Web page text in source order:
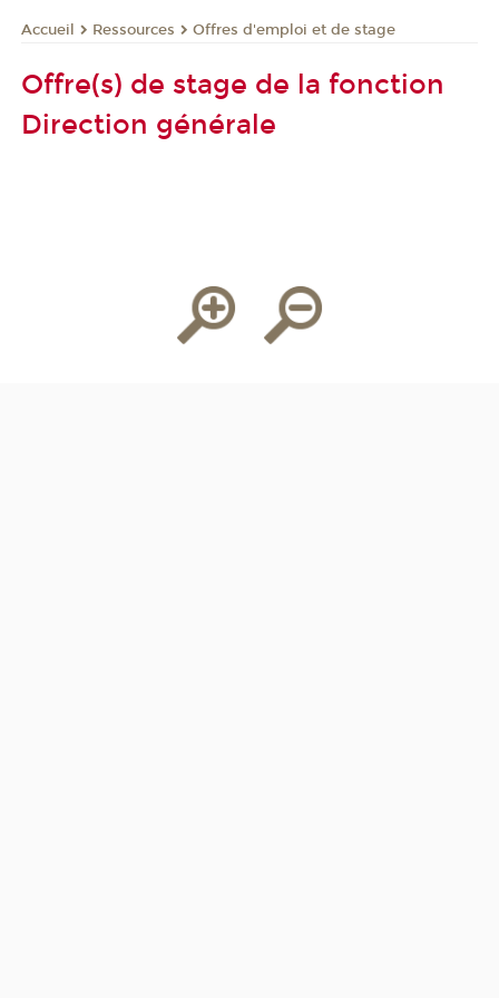
Accueil Ressources Offres d'emploi et de stage
Offre(s) de stage de la fonction
Direction générale